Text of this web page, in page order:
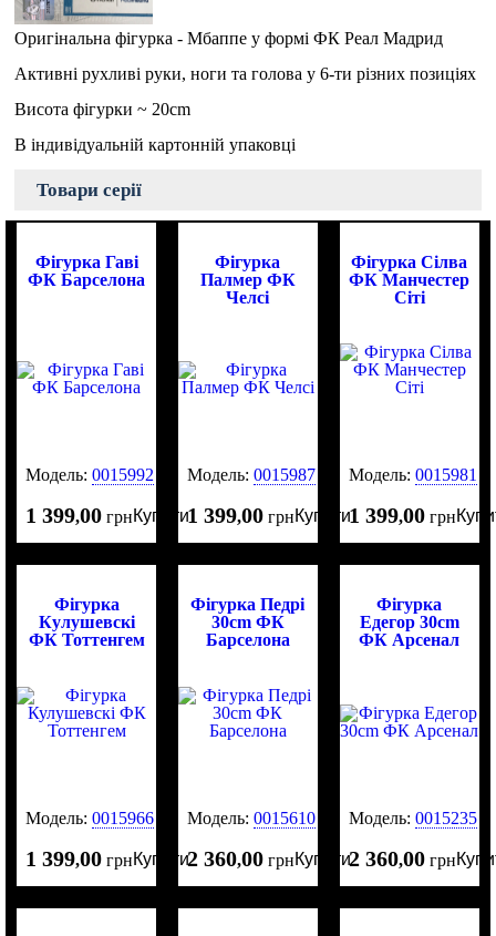
Оригінальна фігурка - Мбаппе у формі ФК Реал Мадрид
Активні рухливі руки, ноги та голова у 6-ти різних позиціях
Висота фігурки ~ 20cm
В індивідуальній картонній упаковці
Товари серії
Фігурка Гаві
ФК Барселона
Модель:0015992
1 399,00 грнКупити
Фігурка
Палмер ФК
Челсі
Модель:0015987
1 399,00 грнКупити
Фігурка Сілва
ФК Манчестер
Сіті
Модель: 0015981
1 399,00 грн
Фігурка
Кулушевскі
ФК Тоттенгем
Модель:0015966
1 399,00 грнКупити
Фігурка Педрі
30cm ФК
Барселона
Модель:0015610
2 360,00 грнКупити
Фігурка
Едегор 30cm
ФК Арсенал
Модель: 0015235
2 360,00 грн